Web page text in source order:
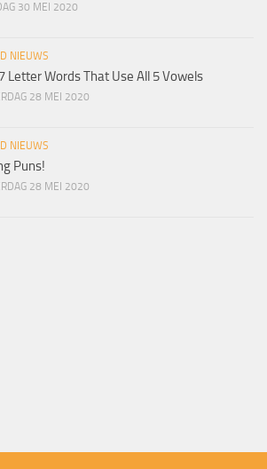
30 MEI 2020
NIEUWS
Letter Words That Use All 5 Vowels
28 MEI 2020
NIEUWS
Puns!
28 MEI 2020